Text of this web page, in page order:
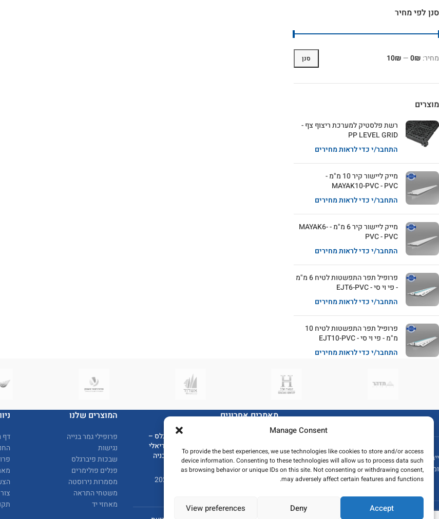
Manage Consent
To provide the best experiences, we use technologies like cookies to store and/or access
device information. Consenting to these technologies will allow us to process data such
as browsing behavior or unique IDs on this site. Not consenting or withdrawing consent,
may adversely affect certain features and functions.
Accept
Deny
View preferences
סנן לפי מחיר
סנן מחיר: 0₪
—
10₪
מוצרים
רשת פלסטיק למערכת ריצוף צף -
PP LEVEL GRID
התחבר/י כדי לראות מחירים
מייק ליישור קיר 10 מ"מ -
MAYAK10-PVC - PVC
התחבר/י כדי לראות מחירים
מייק ליישור קיר 6 מ"מ - MAYAK6-
PVC - PVC
התחבר/י כדי לראות מחירים
פרופיל תפר התפשטות לטיח 6 מ"מ
- פי וי סי - EJT6-PVC
התחבר/י כדי לראות מחירים
פרופיל תפר התפשטות לטיח 10
מ"מ - פי וי סי - EJT10-PVC
התחבר/י כדי לראות מחירים
ייבוא ושיווק פרופילי אלומיניום, פליז ונירוסטה
ומתן פתרונות גמר מתקדמים לענף הבניה
מאמרים אחרונים
סבכת פיברגלס –
הפתרון האידיאלי
לריצוף צף ובניה
מתקדמת
המוצרים שלנו
פרופילי גמר בנייה
נגישות
שבכות פיברגלס
פנלים פולימרים
מסמרות נירוסטה
משטחי התראה
מאחזי יד
דף